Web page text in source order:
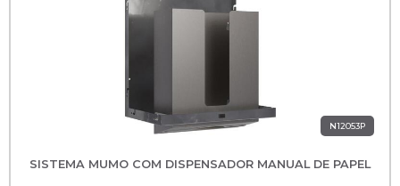
N12053P
SISTEMA MUMO COM DISPENSADOR MANUAL DE PAPEL